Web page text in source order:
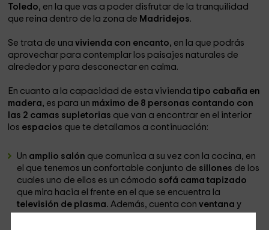
Toledo, en la que vas a poder disfrutar de la tranquilidad
que reina dentro de la zona de Madridejos.
Se trata de una vivienda con encanto, en la que podrás
aprovechar para contemplar los paisajes naturales de
alrededor y para desconectar en calma.
En cuanto a la capacidad de esta vivienda tipo cabaña en
madera, es para un máximo de 8 personas contando con
las 2 camas supletorias que van a encontrar en el interior
los espacios que te detallamos a continuación:
Un amplio salón que comunica a su vez con la cocina, en
el que tenemos un confortable conjunto de sillones de los
cuales uno de ellos es un cómodo sofá cama tapizado
que mira hacia el frente en el que se encuentra la
televisión de plasma. Además, cuenta conventanay